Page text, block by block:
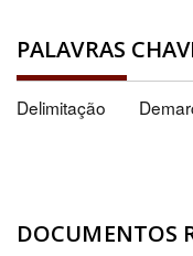
PALAVRAS
Delimitação
DOCUMENTOS